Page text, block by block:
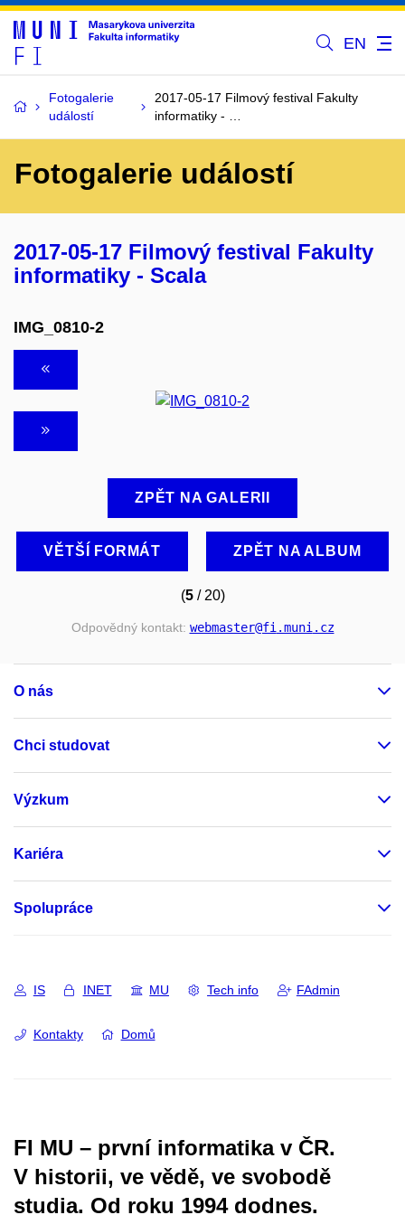
EN
Fotogalerie
událostí
2017-05-17 Filmový festival Fakulty
informatiky - …
Fotogalerie událostí
2017-05-17 Filmový festival Fakulty
informatiky - Scala
IMG_0810-2
ZPĚT NA GALERII
VĚTŠÍ FORMÁT ZPĚT NA ALBUM
(5/ 20)
Odpovědný kontakt: webmaster@fi.muni.cz
O nás
Chci studovat
Výzkum
Kariéra
Spolupráce
IS INET MU Tech info FAdmin
Kontakty Domů
FI MU – první informatika v ČR.
V historii, ve vědě, ve svobodě
studia. Od roku 1994 dodnes.